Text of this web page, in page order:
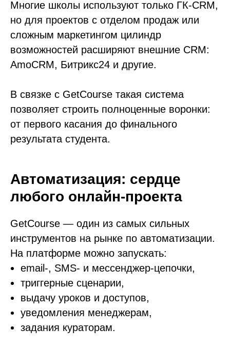
Многие школы используют только ГК-CRM,
но для проектов с отделом продаж или
сложным маркетингом цилиндр
возможностей расширяют внешние CRM:
AmoCRM, Битрикс24 и другие.
В связке с GetCourse такая система
позволяет строить полноценные воронки:
от первого касания до финального
результата студента.
Автоматизация: сердце
любого онлайн-проекта
GetCourse — один из самых сильных
инструментов на рынке по автоматизации.
На платформе можно запускать:
email-, SMS- и мессенджер-цепочки,
триггерные сценарии,
выдачу уроков и доступов,
уведомления менеджерам,
задания кураторам.